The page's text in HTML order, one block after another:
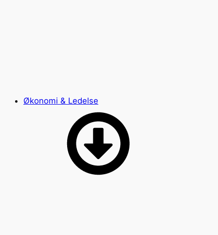
Økonomi & Ledelse